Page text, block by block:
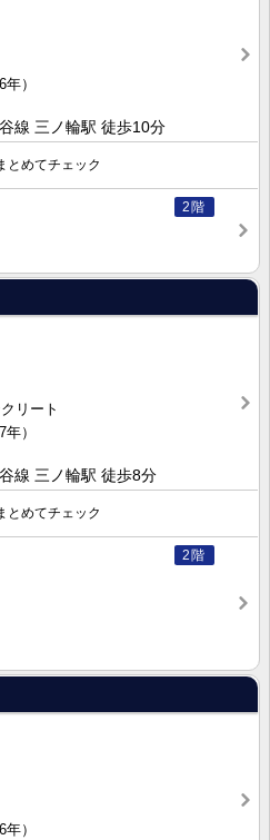
年）
線 三ノ輪駅 徒歩10分
とめてチェック
2階
リート
年）
線 三ノ輪駅 徒歩8分
とめてチェック
2階
年）